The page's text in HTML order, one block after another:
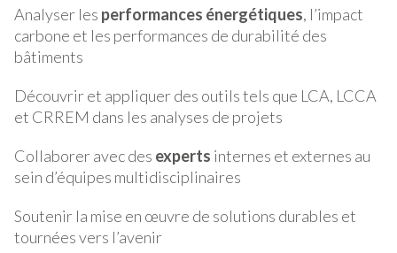
Analyser les performances énergétiques, l’impact
carbone et les performances de durabilité des
bâtiments
Découvrir et appliquer des outils tels que LCA, LCCA
et CRREM dans les analyses de projets
Collaborer avec des experts internes et externes au
sein d’équipes multidisciplinaires
Soutenir la mise en œuvre de solutions durables et
tournées vers l’avenir